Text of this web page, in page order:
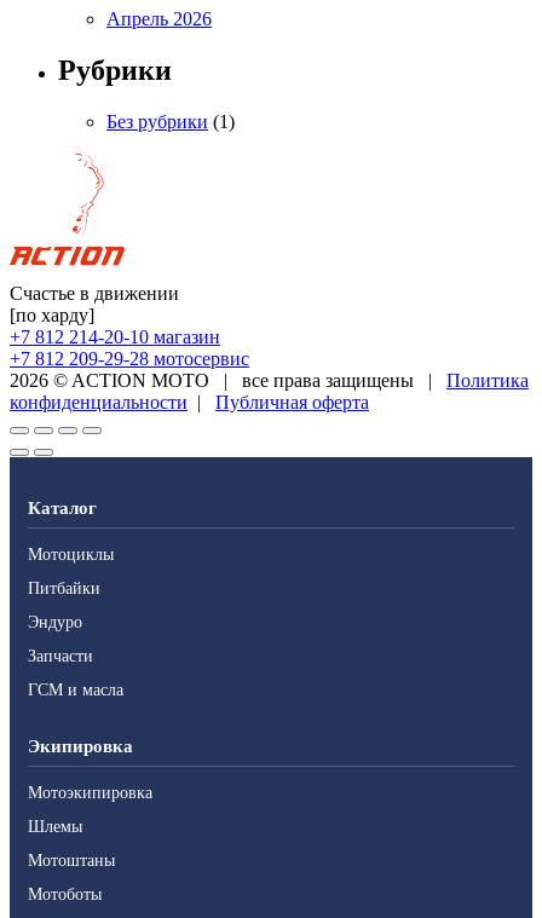
Апрель 2026
Рубрики
Без рубрики (1)
Счастье в движении
[по харду]
+7 812 214-20-10 магазин
+7 812 209-29-28 мотосервис
2026 © ACTION MOTO | все права защищены |
Политика
конфиденциальности | Публичная оферта
Каталог
Мотоциклы
Питбайки
Эндуро
Запчасти
ГСМ и масла
Экипировка
Мотоэкипировка
Шлемы
Мотоштаны
Мотоботы